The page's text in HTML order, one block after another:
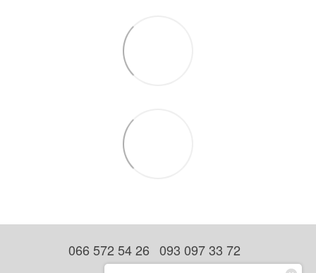
066 572 54 26 093 097 33 72